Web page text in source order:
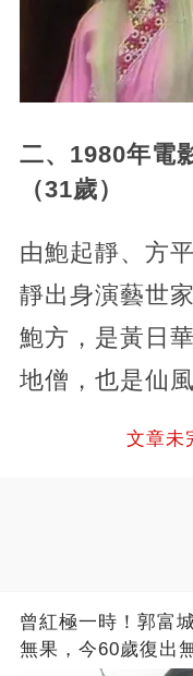
二、1980年電
（31歲）
由鮑起靜、方
靜出身演藝世
鮑方，是黃日
地僧，也是仙
文章未
曾紅極一時！郭富
無果，今60歲復出